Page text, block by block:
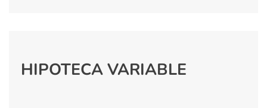
HIPOTECA VARIABLE